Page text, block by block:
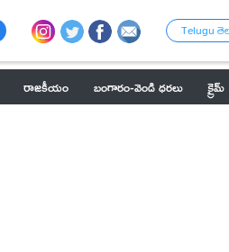
Telugu
రాజకీయం బంగారం-వెండి ధరలు క్రైమ్